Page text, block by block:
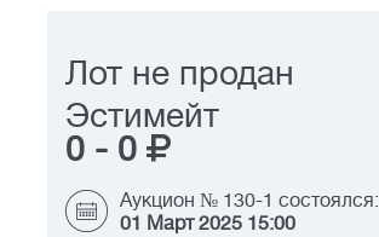
Лот не продан
Эстимейт
0 - 0
Аукцион № 130-1 состоялся:
01 Март 2025 15:00